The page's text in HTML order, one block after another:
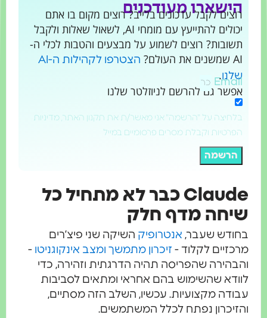
מעודכנים
לקבל עדכונים בלייב? רוצים מקום בו אתם
יכולים להתייעץ עם מומחי AI, לשאול שאלות ולקבל
רוצים לשמוע על מבצעים והטבות לכלי ה-
הצטרפו לקהילות ה-AI
גם להרשם לניוזלטר שלנו
על "הרשמה" אני מאשר/ת את תקנון האתר, מדיניות
וקבלת מסרים פרסומיים במייל
הרשמה
Claude כבר לא מתחיל כל
מדף חלק
שעבר,אנטרופיקהשיקה שני פיצ’רים
לקלוד -זיכרון מתמשך ומצב אינקוגניטו-
שהפריסה תהיה הדרגתית וזהירה, כדי
שהשימוש בהם אחראי ומתאים לסביבות
מקצועיות. עכשיו, השלב הזה מסתיים,
נפתח לכלל המשתמשים.